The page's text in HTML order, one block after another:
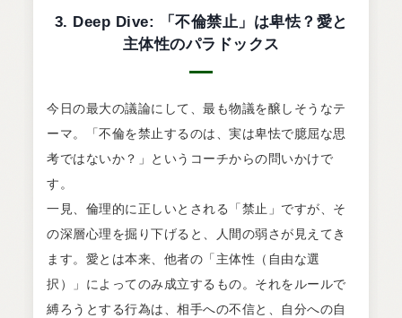
3. Deep Dive: 「不倫禁止」は卑怯？愛と
主体性のパラドックス
今日の最大の議論にして、最も物議を醸しそうなテ
ーマ。「不倫を禁止するのは、実は卑怯で臆屈な思
考ではないか？」というコーチからの問いかけで
す。
一見、倫理的に正しいとされる「禁止」ですが、そ
の深層心理を掘り下げると、人間の弱さが見えてき
ます。愛とは本来、他者の「主体性（自由な選
択）」によってのみ成立するもの。それをルールで
縛ろうとする行為は、相手への不信と、自分への自